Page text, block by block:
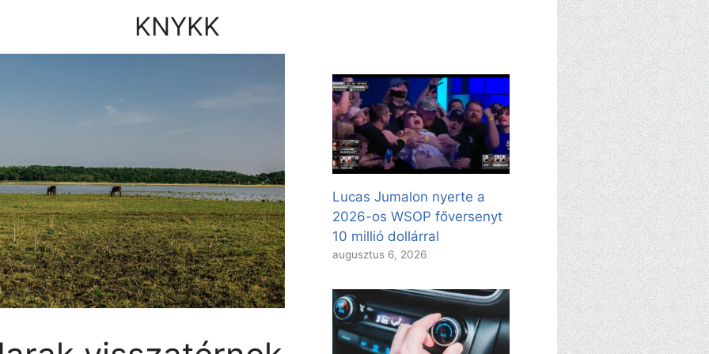
KNYKK
Lucas Jumalon nyerte a
2026-os WSOP főversenyt
10 millió dollárral
augusztus 6, 2026